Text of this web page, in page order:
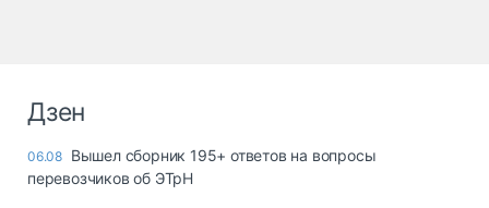
Дзен
06.08 Вышел сборник 195+ ответов на вопросы
перевозчиков об ЭТрН